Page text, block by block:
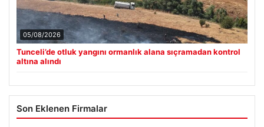
05/08/2026
Tunceli’de otluk yangını ormanlık alana sıçramadan kontrol
altına alındı
Son Eklenen Firmalar